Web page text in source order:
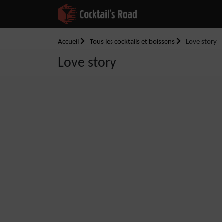
Accueil Tous les cocktails et boissons Love story
Love story